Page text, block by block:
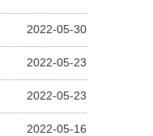
2022-05-30
2022-05-23
2022-05-23
2022-05-16